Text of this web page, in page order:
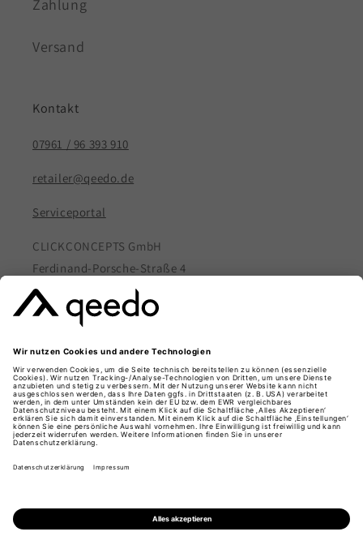
Zahlung
Versand
Kontakt
07961 / 96 393 910
retailer@qeedo.de
Serviceportal
CLICKCONCEPTS GmbH
Ferdinand-Porsche-Straße 4
73479 Ellwangen
AGB
Datenschutz
Impressum
Hinweis Batteriegesetz